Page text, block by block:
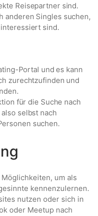
Reisepartner sind.
anderen Singles suchen,
sind.
Portal und es kann
zurechtzufinden und
für die Suche nach
selbst nach
suchen.
um als
kennenzulernen.
nutzen oder sich in
oder Meetup nach